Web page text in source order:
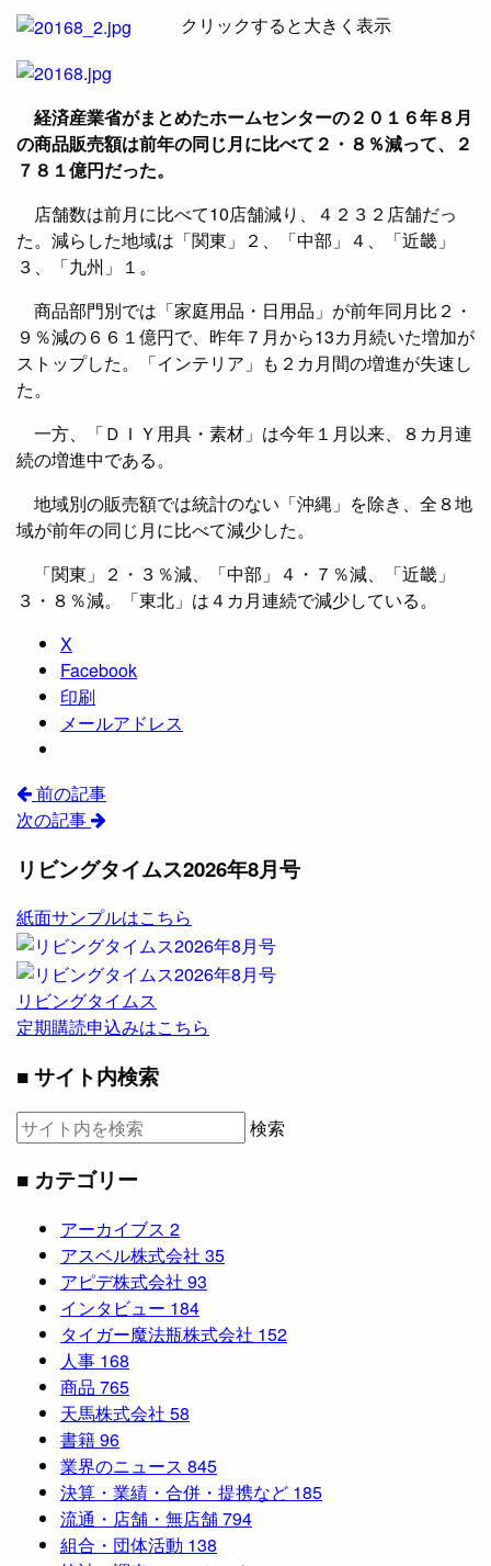
クリックすると大きく表示
経済産業省がまとめたホームセンターの２０１６年８月
の商品販売額は前年の同じ月に比べて２・８％減って、２
７８１億円だった。
店舗数は前月に比べて10店舗減り、４２３２店舗だっ
た。減らした地域は「関東」２、「中部」４、「近畿」
３、「九州」１。
商品部門別では「家庭用品・日用品」が前年同月比２・
９％減の６６１億円で、昨年７月から13カ月続いた増加が
ストップした。「インテリア」も２カ月間の増進が失速し
た。
一方、「ＤＩＹ用具・素材」は今年１月以来、８カ月連
続の増進中である。
地域別の販売額では統計のない「沖縄」を除き、全８地
域が前年の同じ月に比べて減少した。
「関東」２・３％減、「中部」４・７％減、「近畿」
３・８％減。「東北」は４カ月連続で減少している。
X
Facebook
印刷
メールアドレス
前の記事
次の記事
リビングタイムス2026年8月号
紙面サンプルはこちら
リビングタイムス
定期購読申込みはこちら
■ サイト内検索
検索
■ カテゴリー
アーカイブス 2
アスベル株式会社 35
アピデ株式会社 93
インタビュー 184
タイガー魔法瓶株式会社 152
人事 168
商品 765
天馬株式会社 58
書籍96
業界のニュース 845
決算・業績・合併・提携など 185
流通・店舗・無店舗794
組合・団体活動 138